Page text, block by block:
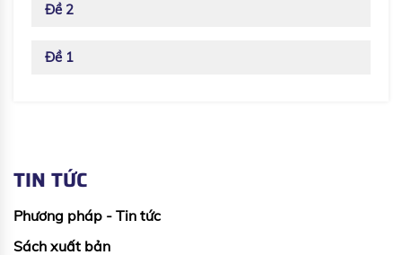
Đề 2
Đề 1
TIN TỨC
Phương pháp - Tin tức
Sách xuất bản